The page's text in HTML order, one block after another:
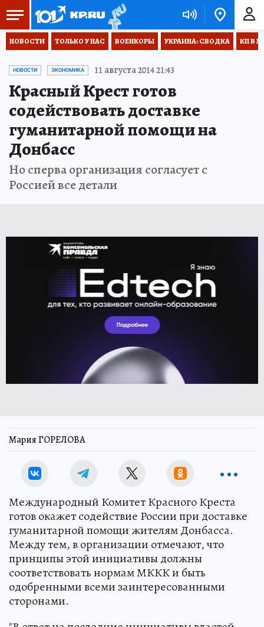
НОВОСТИ ТОЛЬКО У НАС ВОЕНКОРЫ УКРАИНА: СВОДКА КП В
НОВОСТИ ЭКОНОМИКА 11 августа 2014 21:43
Красный Крест готов
содействовать доставке
гуманитарной помощи на
Донбасс
Но сперва организация согласует с
Россией все детали
Мария ГОРЕЛОВА
Международный Комитет Красного Креста
готов окажет содействие России при доставке
гуманитарной помощи жителям Донбасса.
Между тем, в организации отмечают, что
принципы этой инициативы должны
соответствовать нормам МККК и быть
одобренными всеми заинтересованными
сторонами.